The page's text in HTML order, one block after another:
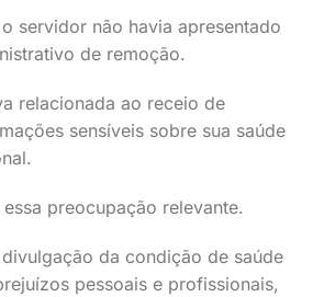
servidor não havia apresentado
de remoção.
relacionada ao receio de
sensíveis sobre sua saúde
essa preocupação relevante.
da condição de saúde
pessoais e profissionais,